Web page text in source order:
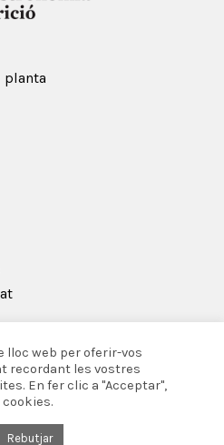
planta
de Gastronomia i
lloc web per oferir-vos
recordant les vostres
En fer clic a "Acceptar",
cookies.
Rebutjar